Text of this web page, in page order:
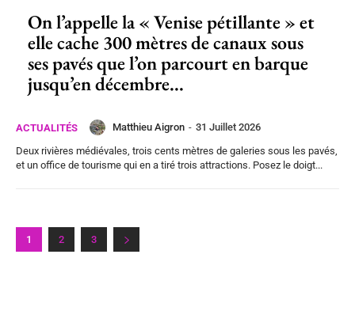
On l’appelle la « Venise pétillante » et
elle cache 300 mètres de canaux sous
ses pavés que l’on parcourt en barque
jusqu’en décembre...
ACTUALITÉS Matthieu Aigron - 31 Juillet 2026
Deux rivières médiévales, trois cents mètres de galeries sous les pavés,
et un office de tourisme qui en a tiré trois attractions. Posez le doigt...
1 2 3